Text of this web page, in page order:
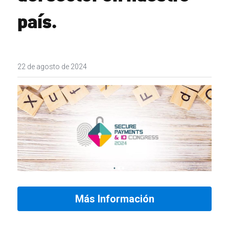
Tower
Litchi
Videos
Türkçe
Français
Italiano
Contáctanos
país.
22 de agosto de 2024
Más Información